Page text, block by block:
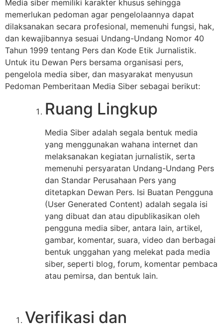
Media siber memiliki karakter khusus sehingga
memerlukan pedoman agar pengelolaannya dapat
dilaksanakan secara profesional, memenuhi fungsi, hak,
dan kewajibannya sesuai Undang-Undang Nomor 40
Tahun 1999 tentang Pers dan Kode Etik Jurnalistik.
Untuk itu Dewan Pers bersama organisasi pers,
pengelola media siber, dan masyarakat menyusun
Pedoman Pemberitaan Media Siber sebagai berikut:
Ruang Lingkup
Media Siber adalah segala bentuk media
yang menggunakan wahana internet dan
melaksanakan kegiatan jurnalistik, serta
memenuhi persyaratan Undang-Undang Pers
dan Standar Perusahaan Pers yang
ditetapkan Dewan Pers. Isi Buatan Pengguna
(User Generated Content) adalah segala isi
yang dibuat dan atau dipublikasikan oleh
pengguna media siber, antara lain, artikel,
gambar, komentar, suara, video dan berbagai
bentuk unggahan yang melekat pada media
siber, seperti blog, forum, komentar pembaca
atau pemirsa, dan bentuk lain.
Verifikasi dan